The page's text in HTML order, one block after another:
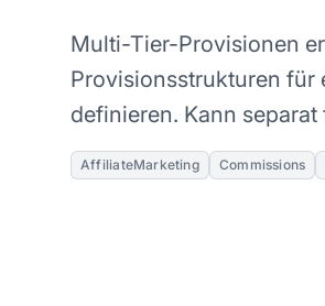
Multi-Tier-Provisionen
Provisionsstrukturen für
definieren. Kann
AffiliateMarketing Commissions